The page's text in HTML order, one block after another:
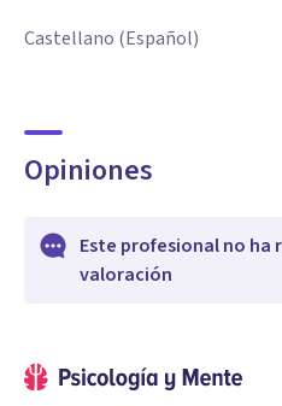
Castellano (Español)
Opiniones
Este profesional no ha
valoración